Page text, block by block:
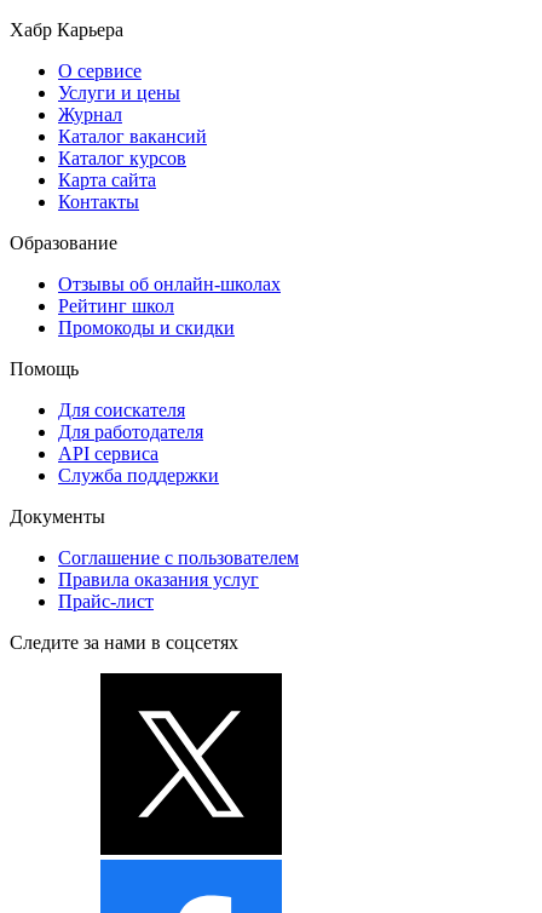
Хабр Карьера
О сервисе
Услуги и цены
Журнал
Каталог вакансий
Каталог курсов
Карта сайта
Контакты
Образование
Отзывы об онлайн-школах
Рейтинг школ
Промокоды и скидки
Помощь
Для соискателя
Для работодателя
API сервиса
Служба поддержки
Документы
Соглашение с пользователем
Правила оказания услуг
Прайс-лист
Следите за нами в соцсетях